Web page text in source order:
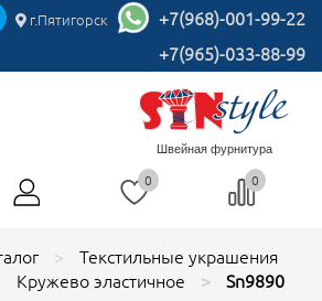
г.Пятигорск
+7(968)-001-99-22
+7(965)-033-88-99
Швейная фурнитура
0 0
Текстильные украшения
Кружево эластичное Sn9890